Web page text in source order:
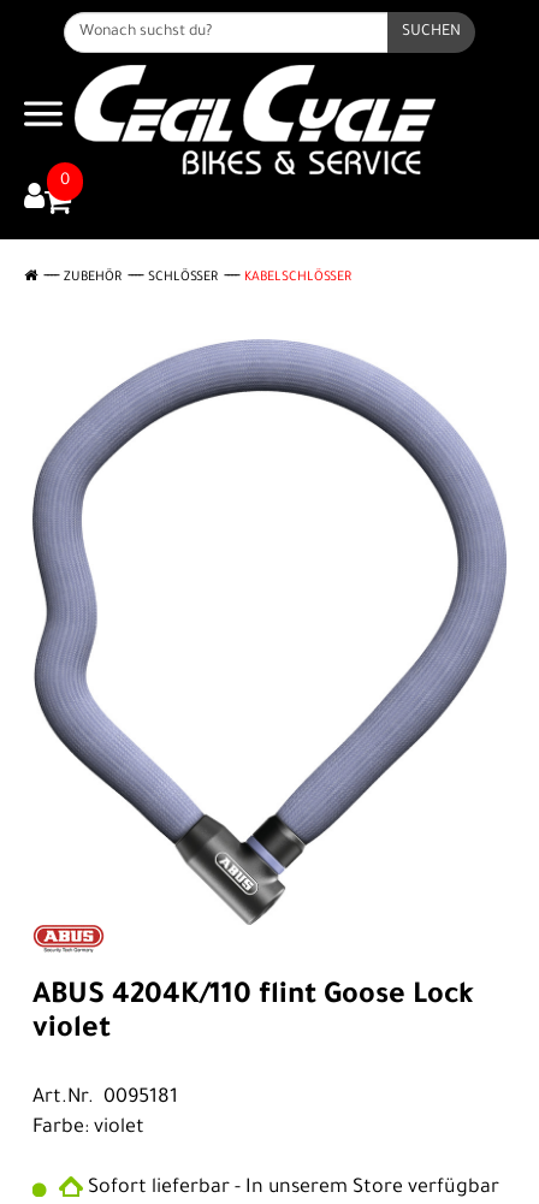
SUCHEN
0
ZUBEHÖR SCHLÖSSER KABELSCHLÖSSER
ABUS 4204K/110 flint Goose Lock
violet
Art.Nr. 0095181
Farbe: violet
Sofort lieferbar - In unserem Store verfügbar